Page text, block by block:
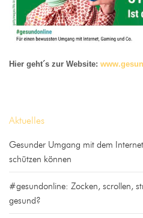
Hier geht´s zur Website:
Aktuelles
Gesunder Umgang mit dem
schützen können
#gesundonline: Zocken, scrollen,
gesund?